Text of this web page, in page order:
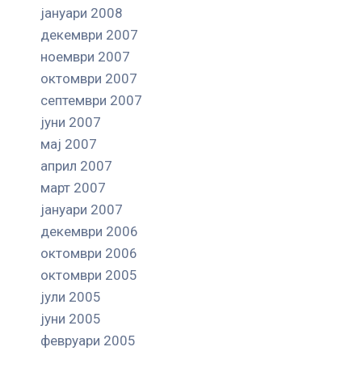
јануари 2008
декември 2007
ноември 2007
октомври 2007
септември 2007
јуни 2007
мај 2007
април 2007
март 2007
јануари 2007
декември 2006
октомври 2006
октомври 2005
јули 2005
јуни 2005
февруари 2005